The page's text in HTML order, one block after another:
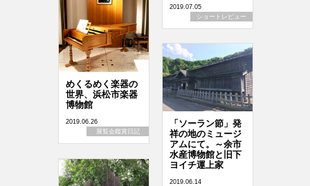
2019.07.05
ショートレビュー
めくるめく楽器の
世界、浜松市楽器
博物館
2019.06.26
展覧会鑑賞日記
「ソーラン節」発
祥の地のミュージ
アムにて。～余市
水産博物館と旧下
ヨイチ運上家
2019.06.14